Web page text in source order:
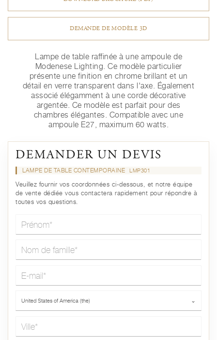
DEMANDE DE MODÈLE 3D
Lampe de table raffinée à une ampoule de
Modenese Lighting. Ce modèle particulier
présente une finition en chrome brillant et un
détail en verre transparent dans l'axe. Également
associé élégamment à une corde décorative
argentée. Ce modèle est parfait pour des
chambres élégantes. Compatible avec une
ampoule E27, maximum 60 watts.
DEMANDER UN DEVIS
LAMPE DE TABLE CONTEMPORAINE LMP301
Veuillez fournir vos coordonnées ci-dessous, et notre équipe
de vente dédiée vous contactera rapidement pour répondre à
toutes vos questions.
United States of America (the) ⌄